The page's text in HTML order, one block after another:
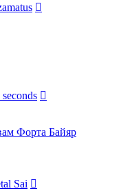
seconds
Форта Байяр
Sai